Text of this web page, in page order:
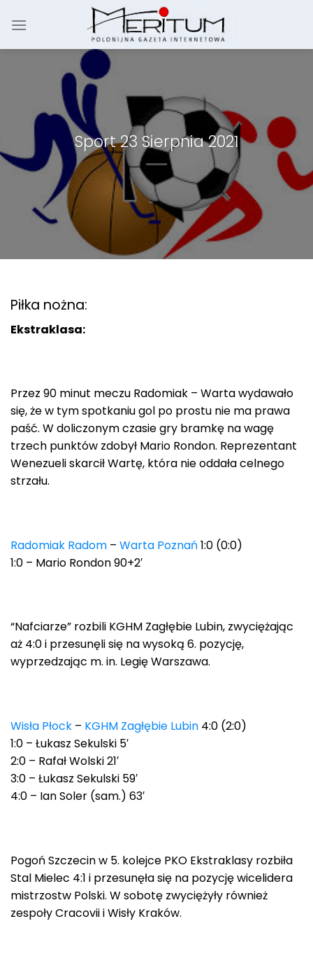
Sport 23 Sierpnia 2021
Piłka nożna:
Ekstraklasa:
Przez 90 minut meczu Radomiak – Warta wydawało
się, że w tym spotkaniu gol po prostu nie ma prawa
paść. W doliczonym czasie gry bramkę na wagę
trzech punktów zdobył Mario Rondon. Reprezentant
Wenezueli skarcił Wartę, która nie oddała celnego
strzału.
Radomiak Radom – Warta Poznań1:0 (0:0)
1:0 – Mario Rondon 90+2′
“Nafciarze” rozbili KGHM Zagłębie Lubin, zwyciężając
aż 4:0 i przesunęli się na wysoką 6. pozycję,
wyprzedzając m. in. Legię Warszawa.
Wisła Płock – KGHM Zagłębie Lubin 4:0 (2:0)
1:0 – Łukasz Sekulski 5′
2:0 – Rafał Wolski 21′
3:0 – Łukasz Sekulski 59′
4:0 – Ian Soler (sam.) 63′
Pogoń Szczecin w 5. kolejce PKO Ekstraklasy rozbiła
Stal Mielec 4:1 i przesunęła się na pozycję wicelidera
mistrzostw Polski. W sobotę zwyciężyły również
zespoły Cracovii i Wisły Kraków.